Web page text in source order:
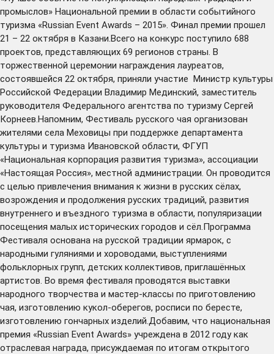
промыслов» Национальной премии в области событийного
туризма «Russian Event Awards – 2015». Финал премии прошел
21 – 22 октября в Казани.Всего на конкурс поступило 688
проектов, представляющих 69 регионов страны. В
торжественной церемонии награждения лауреатов,
состоявшейся 22 октября, приняли участие Министр культуры
Российской Федерации Владимир Мединский, заместитель
руководителя Федерального агентства по туризму Сергей
Корнеев.Напомним, Фестиваль русского чая организован
жителями села Меховицы при поддержке департамента
культуры и туризма Ивановской области, ФГУП
«Национальная корпорация развития туризма», ассоциации
«Настоящая Россия», местной администрации. Он проводится
с целью привлечения внимания к жизни в русских сёлах,
возрождения и продолжения русских традиций, развития
внутреннего и въездного туризма в области, популяризации
посещения малых исторических городов и сёл.Программа
Фестиваля основана на русской традиции ярмарок, с
народными гуляниями и хороводами, выступлениями
фольклорных групп, детских коллективов, приглашённых
артистов. Во время фестиваля проводятся выставки
народного творчества и мастер-классы по приготовлению
чая, изготовлению кукол-оберегов, росписи по бересте,
изготовлению гончарных изделий.Добавим, что национальная
премия «Russian Event Awards» учреждена в 2012 году как
отраслевая награда, присуждаемая по итогам открытого